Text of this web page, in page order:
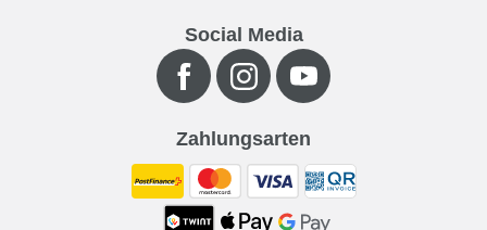
Social Media
Zahlungsarten